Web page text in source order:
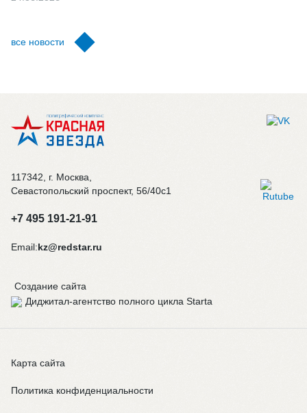
все новости
117342, г. Москва,
Севастопольский проспект, 56/40с1
+7 495 191-21-91
Email:kz@redstar.ru
Создание сайта
Карта сайта
Политика конфиденциальности